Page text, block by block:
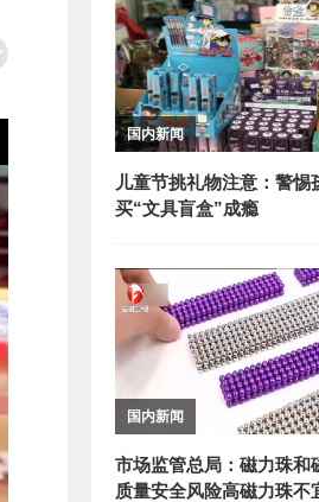
国内新闻
儿童节挑礼物注意：警惕
买“文具盲盒”成瘾
国内新闻
市场监管总局：磁力珠和
质量安全风险高磁力珠不